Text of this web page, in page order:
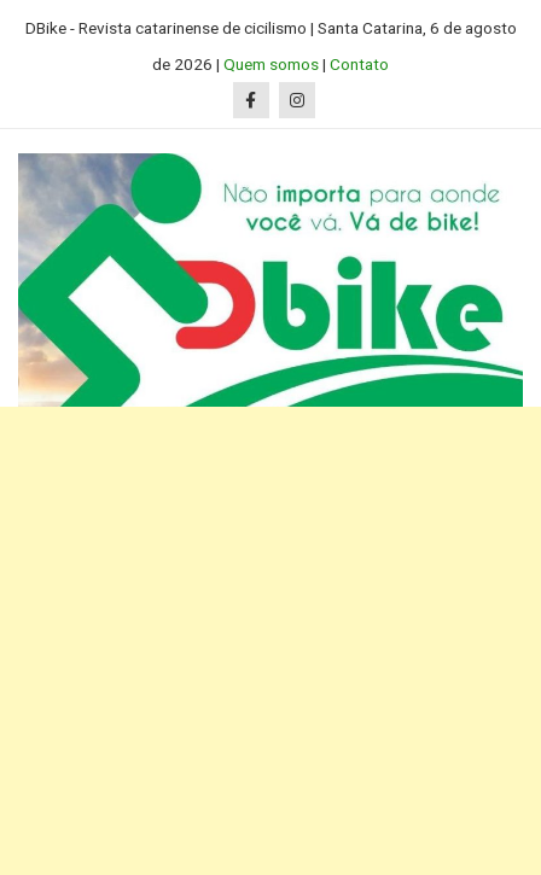
DBike - Revista catarinense de cicilismo | Santa Catarina, 6 de agosto
de 2026 | Quem somos| Contato